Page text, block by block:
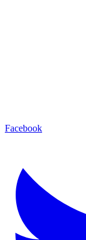
Facebook